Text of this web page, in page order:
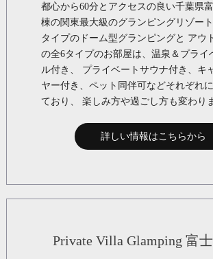
都心から60分とアクセスの良い千葉県
棟の関東最大級のグランピングリゾー
タイプのドーム型グランピングと アウ
の全6タイプのお部屋は、温泉＆プライ
ル付き、 プライベートサウナ付き、キ
ヤー付き、ペット同伴可などそれぞれ
ており、 楽しみ方や過ごし方も変わり
詳しい情報はこちらから
Private Villa Glamping 富